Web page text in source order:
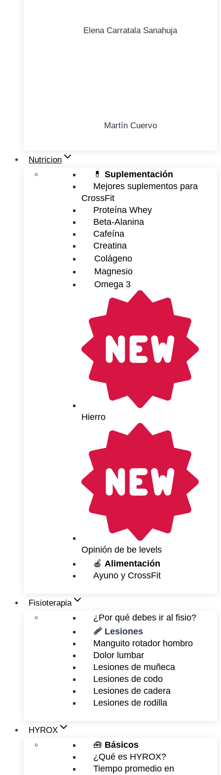
Elena Carratala Sanahuja
Martín Cuervo
Nutricion
💊 Suplementación
Mejores suplementos para
CrossFit
Proteína Whey
Beta-Alanina
Cafeína
Creatina
Colágeno
Magnesio
Omega 3
Hierro
Opinión de be levels
🍎 Alimentación
Ayuno y CrossFit
Fisioterapia
¿Por qué debes ir al fisio?
🩹 Lesiones
Manguito rotador hombro
Dolor lumbar
Lesiones de muñeca
Lesiones de codo
Lesiones de cadera
Lesiones de rodilla
HYROX
🧰 Básicos
¿Qué es HYROX?
Tiempo promedio en